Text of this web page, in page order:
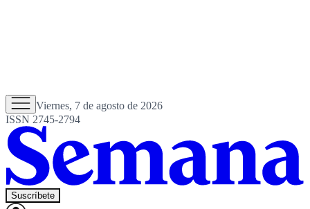
Viernes, 7 de agosto de 2026
ISSN 2745-2794
Suscríbete